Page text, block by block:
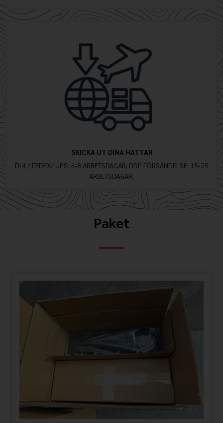
SKICKA UT DINA HATTAR
DHL/ FEDEX/ UPS: 4-8 ARBETSDAGAR; DDP FÖRSÄNDELSE: 15-25
ARBETSDAGAR.
Paket